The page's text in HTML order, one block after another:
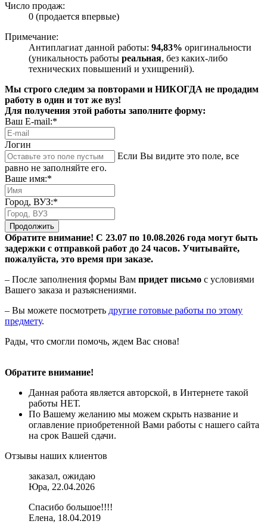
Число продаж:
0 (продается впервые)
Примечание:
Антиплагиат данной работы: 94,83% оригинальности
(уникальность работы реальная, без каких-либо
технических повышений и ухищрений).
Мы строго следим за повторами и НИКОГДА не продадим
работу в один и тот же вуз!
Для получения этой работы заполните форму:
Ваш E-mail:*
Логин
Если Вы видите это поле, все
равно не заполняйте его.
Ваше имя:*
Город, ВУЗ:*
Продолжить
Обратите внимание! С 23.07 по 10.08.2026 года могут быть
задержки с отправкой работ до 24 часов. Учитывайте,
пожалуйста, это время при заказе.
– После заполнения формы Вам придет письмо с условиями
Вашего заказа и разъяснениями.
– Вы можете посмотреть другие готовые работы по этому
предмету.
Рады, что смогли помочь, ждем Вас снова!
Обратите внимание!
Данная работа является авторской, в Интернете такой
работы НЕТ.
По Вашему желанию мы можем скрыть название и
оглавление приобретенной Вами работы с нашего сайта
на срок Вашей сдачи.
Отзывы наших клиентов
заказал, ожидаю
Юра, 22.04.2026
Спасибо большое!!!!
Елена, 18.04.2019